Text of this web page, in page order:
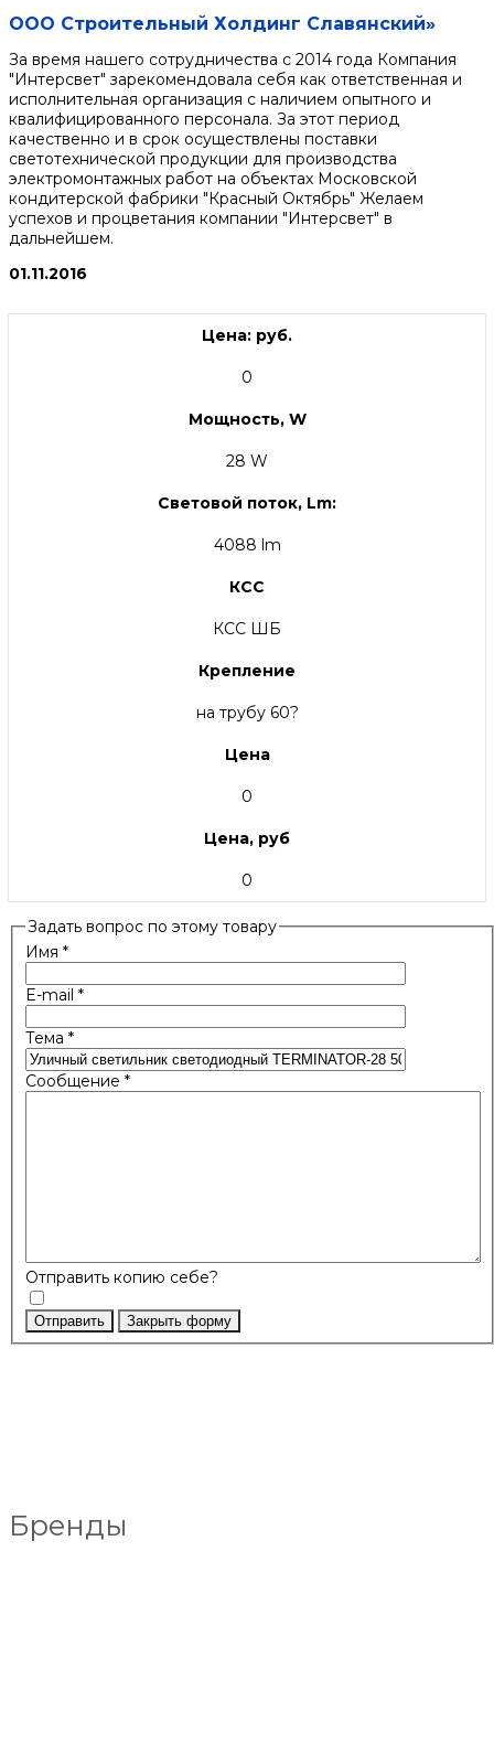
ООО Строительный Холдинг Славянский»
За время нашего сотрудничества с 2014 года Компания
"Интерсвет" зарекомендовала себя как ответственная и
исполнительная организация с наличием опытного и
квалифицированного персонала. За этот период
качественно и в срок осуществлены поставки
светотехнической продукции для производства
электромонтажных работ на объектах Московской
кондитерской фабрики "Красный Октябрь" Желаем
успехов и процветания компании "Интерсвет" в
дальнейшем.
01.11.2016
Цена: руб.
0
Мощность, W
28 W
Световой поток, Lm:
4088 lm
КСС
КСС ШБ
Крепление
на трубу 60?
Цена
0
Цена, руб
0
Задать вопрос по этому товару
Имя *
E-mail *
Тема *
Сообщение *
Отправить копию себе?
Отправить Закрыть форму
Бренды